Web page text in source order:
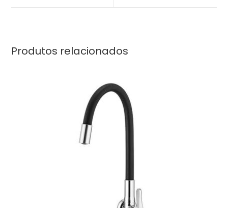
Produtos relacionados